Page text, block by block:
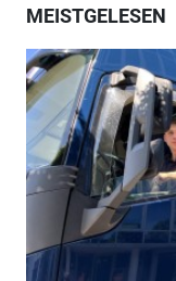
MEISTGELESEN